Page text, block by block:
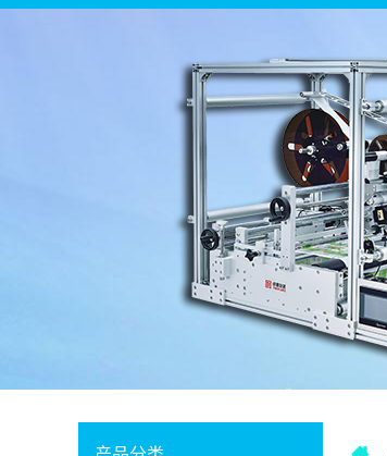
联系我们